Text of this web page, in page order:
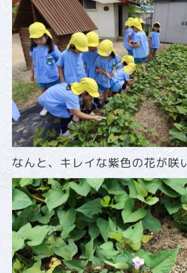
なんと、キレイな紫色の花が咲